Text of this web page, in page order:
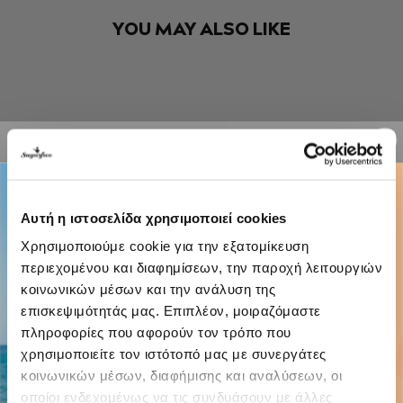
Αυτή η ιστοσελίδα χρησιμοποιεί cookies
Χρησιμοποιούμε cookie για την εξατομίκευση
περιεχομένου και διαφημίσεων, την παροχή λειτουργιών
κοινωνικών μέσων και την ανάλυση της
επισκεψιμότητάς μας. Επιπλέον, μοιραζόμαστε
πληροφορίες που αφορούν τον τρόπο που
χρησιμοποιείτε τον ιστότοπό μας με συνεργάτες
κοινωνικών μέσων, διαφήμισης και αναλύσεων, οι
οποίοι ενδεχομένως να τις συνδυάσουν με άλλες
YOU MAY ALSO LIKE